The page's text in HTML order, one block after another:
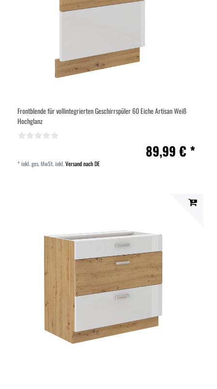
Frontblende für vollintegrierten Geschirrspüler 60 Eiche Artisan Weiß
Hochglanz
89,99 € *
*inkl. ges. MwSt.inkl.Versand nach DE